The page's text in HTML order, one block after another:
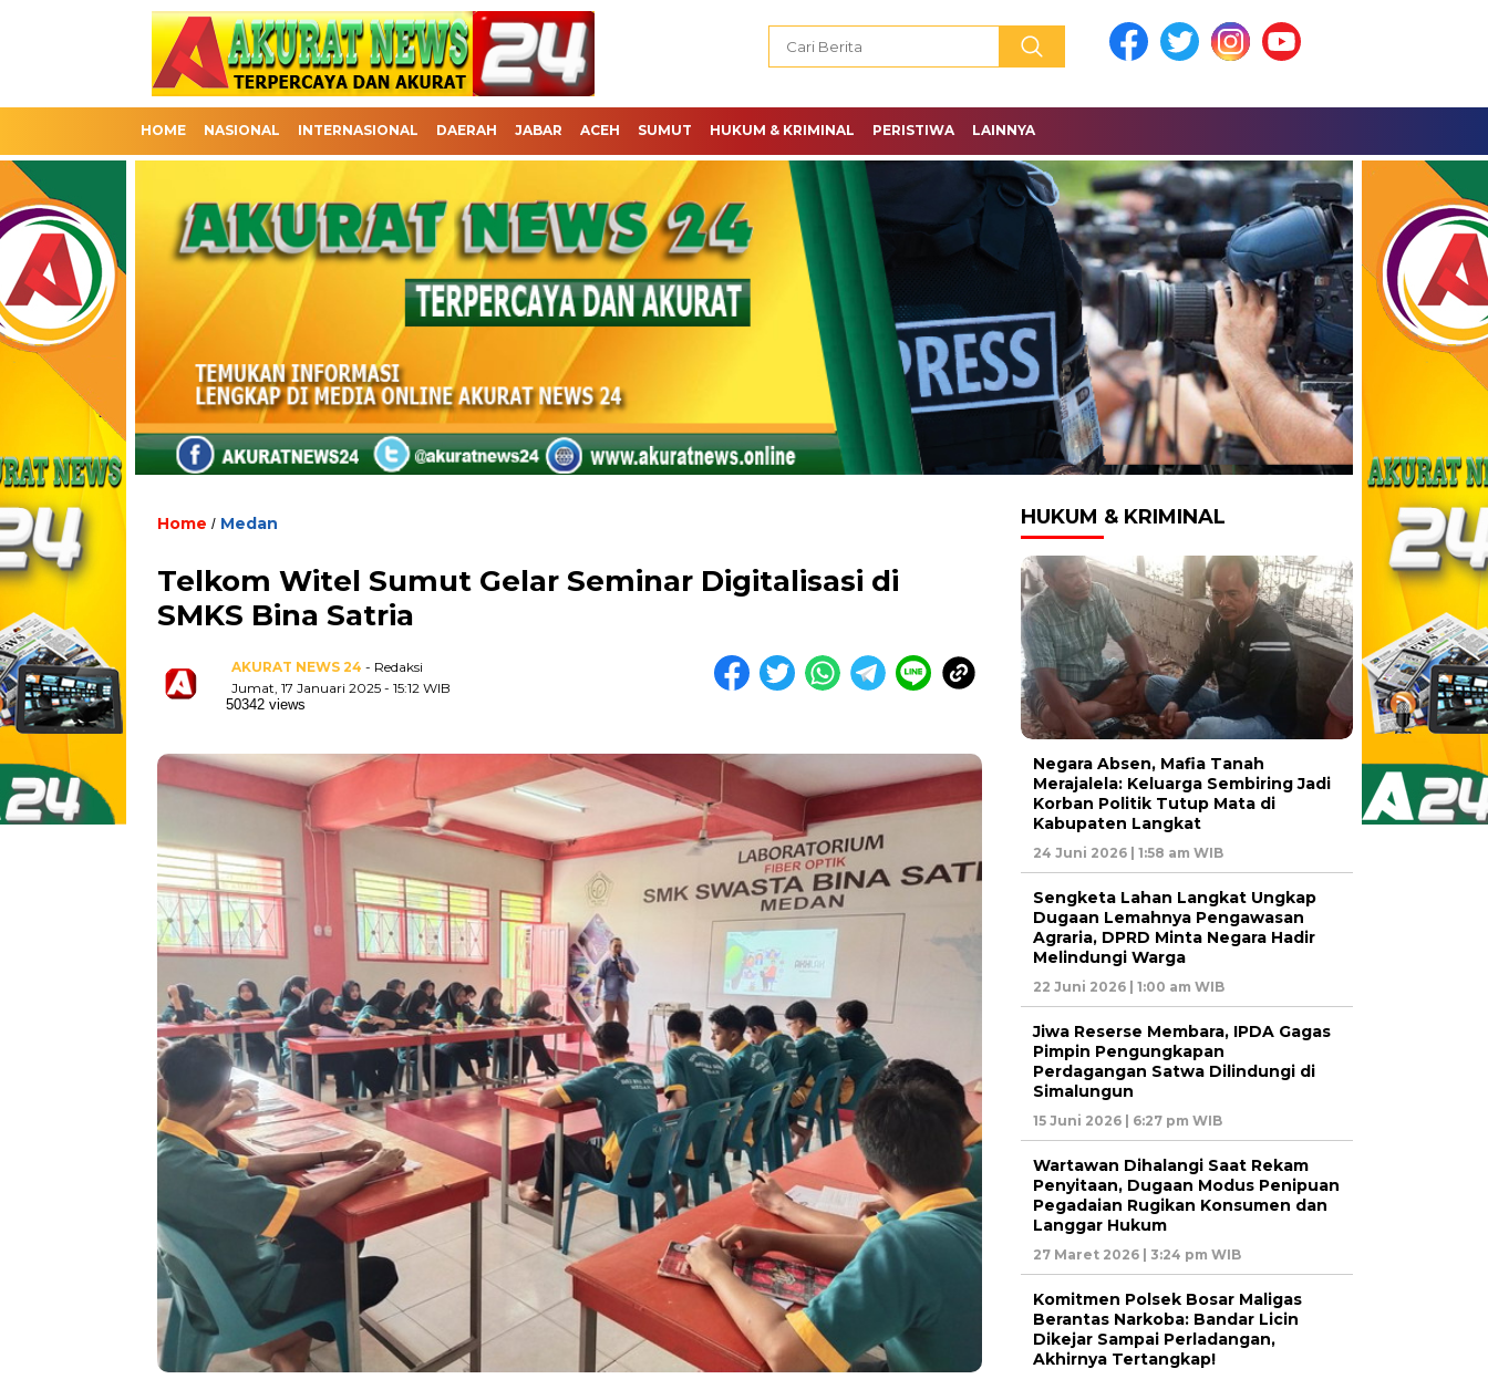
HOME NASIONAL INTERNASIONAL DAERAH JABAR ACEH SUMUT HUKUM & KRIMINAL PERISTIWA LAINNYA
Home / Medan
Telkom Witel Sumut Gelar Seminar Digitalisasi di
SMKS Bina Satria
AKURAT NEWS 24 - Redaksi
Jumat, 17 Januari 2025 - 15:12 WIB
50342 views
HUKUM & KRIMINAL
Negara Absen, Mafia Tanah
Merajalela: Keluarga Sembiring Jadi
Korban Politik Tutup Mata di
Kabupaten Langkat
24 Juni 2026 | 1:58 am WIB
Sengketa Lahan Langkat Ungkap
Dugaan Lemahnya Pengawasan
Agraria, DPRD Minta Negara Hadir
Melindungi Warga
22 Juni 2026 | 1:00 am WIB
Jiwa Reserse Membara, IPDA Gagas
Pimpin Pengungkapan
Perdagangan Satwa Dilindungi di
Simalungun
15 Juni 2026 | 6:27 pm WIB
Wartawan Dihalangi Saat Rekam
Penyitaan, Dugaan Modus Penipuan
Pegadaian Rugikan Konsumen dan
Langgar Hukum
27 Maret 2026 | 3:24 pm WIB
Komitmen Polsek Bosar Maligas
Berantas Narkoba: Bandar Licin
Dikejar Sampai Perladangan,
Akhirnya Tertangkap!